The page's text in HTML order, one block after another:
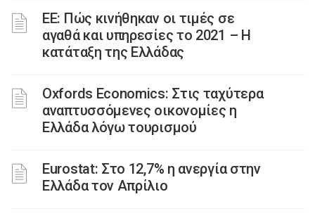
ΕΕ: Πώς κινήθηκαν οι τιμές σε
αγαθά και υπηρεσίες το 2021 – Η
κατάταξη της Ελλάδας
Oxfords Economics: Στις ταχύτερα
αναπτυσσόμενες οικονομίες η
Ελλάδα λόγω τουρισμού
Eurostat: Στο 12,7% η ανεργία στην
Ελλάδα τον Απρίλιο